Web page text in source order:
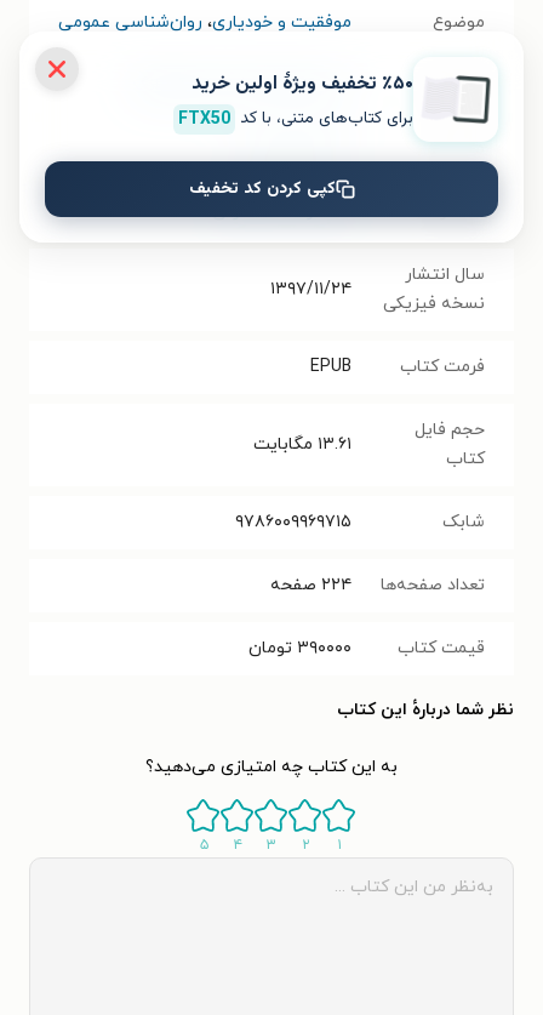
موضوع موفقیت و خودیاری، روان‌شناسی عمومی
نویسنده فردریک فانژه،شارل ادوآردرانگد
مترجم
انتشارات
سال انتشار
نسخه فیزیکی
۱۳۹۷/۱۱/۲۴
فرمت کتاب EPUB
حجم فایل
کتاب
۱۳.۶۱ مگابایت
شابک ۹۷۸۶۰۰۹۹۶۹۷۱۵
تعداد صفحه‌ها ۲۲۴ صفحه
قیمت کتاب ۳۹۰۰۰۰ تومان
نظر شما دربارهٔ این کتاب
به این کتاب چه امتیازی می‌دهید؟
۱ ۲ ۳ ۴ ۵
٪۵۰ تخفیف ویژۀ اولین خرید
برای کتاب‌های متنی، با کد FTX50
کپی کردن کد تخفیف